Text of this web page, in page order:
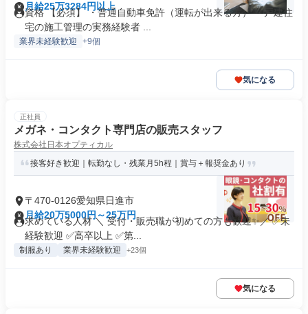
月給25万3284円以上
資格 【必須】 ・普通自動車免許（運転が出来る方） ・戸建住
宅の施工管理の実務経験者 ...
業界未経験歓迎 +9個
気になる
正社員
メガネ・コンタクト専門店の販売スタッフ
株式会社日本オプティカル
接客好き歓迎｜転勤なし・残業月5h程｜賞与＋報奨金あり
〒470-0126愛知県日進市
月給20万5000円～25万円
求めている人材 ＼ 受付・販売職が初めての方も歓迎✨／ ✅未
経験歓迎 ✅高卒以上 ✅第...
制服あり 業界未経験歓迎 +23個
気になる